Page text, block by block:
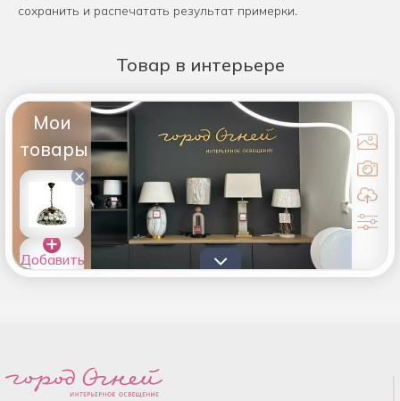
сохранить и распечатать результат примерки.
Товар в интерьере
Мои
товары
×
Добавить
товары в